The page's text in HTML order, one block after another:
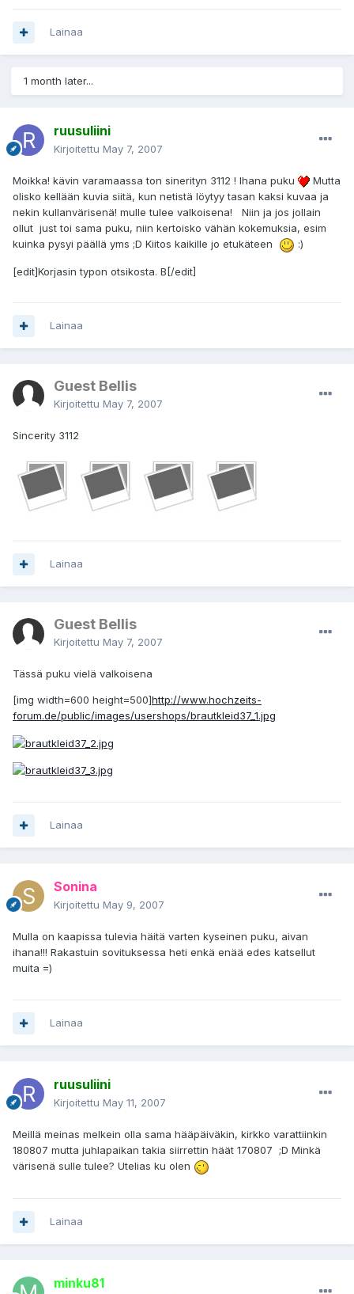
Lainaa
1 month later...
ruusuliini
Kirjoitettu May 7, 2007
Moikka! kävin varamaassa ton sinerityn 3112 ! Ihana puku
Mutta
olisko kellään kuvia siitä, kun netistä löytyy tasan kaksi kuvaa ja
nekin kullanvärisenä! mulle tulee valkoisena! Niin ja jos jollain
ollut just toi sama puku, niin kertoisko vähän kokemuksia, esim
kuinka pysyi päällä yms ;D Kiitos kaikille jo etukäteen
:)
[edit]Korjasin typon otsikosta. B[/edit]
Lainaa
Guest Bellis
Kirjoitettu May 7, 2007
Sincerity 3112
Lainaa
Guest Bellis
Kirjoitettu May 7, 2007
Tässä puku vielä valkoisena
[img width=600 height=500]http://www.hochzeits-
forum.de/public/images/usershops/brautkleid37_1.jpg
Lainaa
Sonina
Kirjoitettu May 9, 2007
Mulla on kaapissa tulevia häitä varten kyseinen puku, aivan
ihana!!! Rakastuin sovituksessa heti enkä enää edes katsellut
muita =)
Lainaa
ruusuliini
Kirjoitettu May 11, 2007
Meillä meinas melkein olla sama hääpäiväkin, kirkko varattiinkin
180807 mutta juhlapaikan takia siirrettin häät 170807 ;D Minkä
värisenä sulle tulee? Utelias ku olen
Lainaa
minku81